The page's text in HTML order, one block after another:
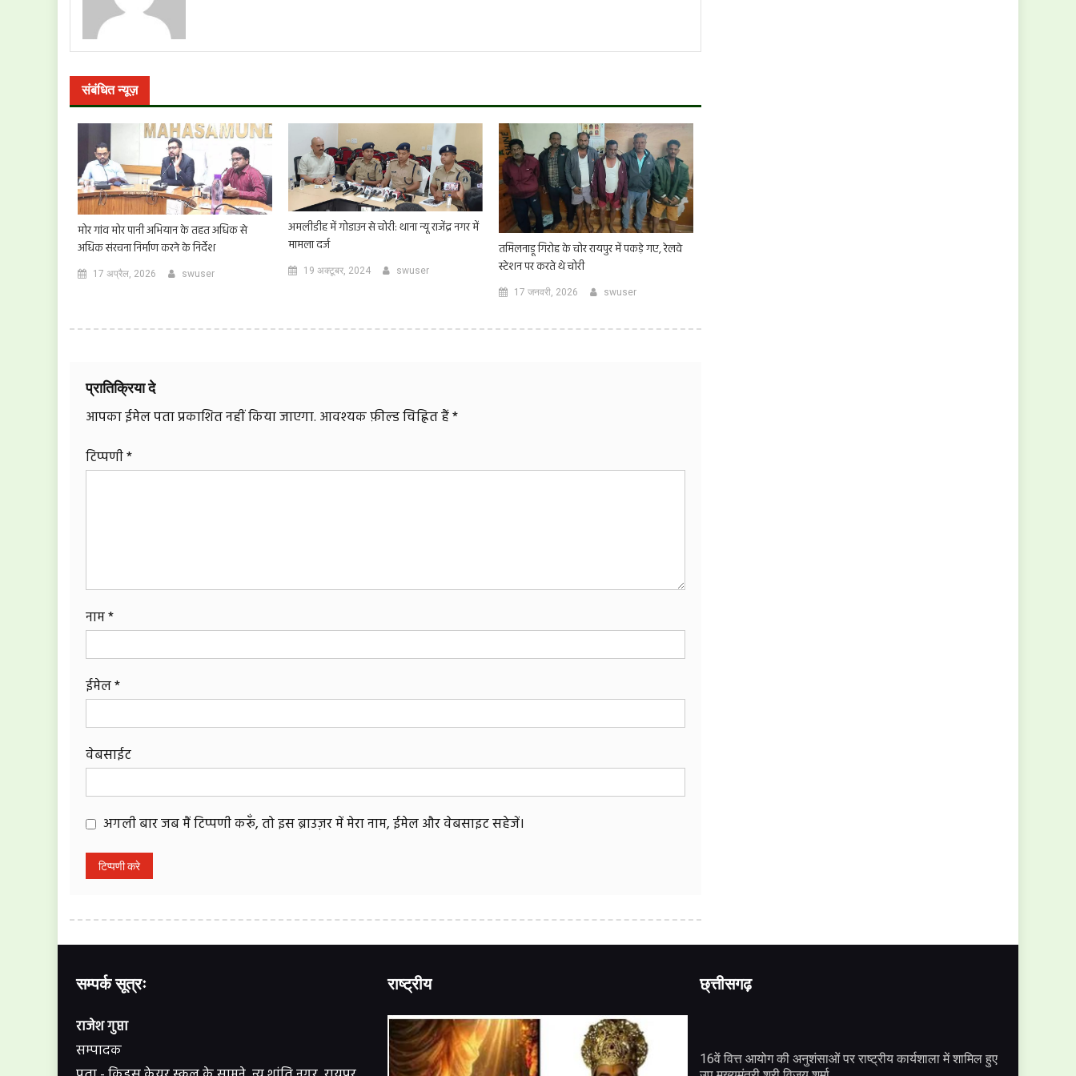
संबंधित न्यूज़
मोर गांव मोर पानी अभियान के तहत अधिक से
अधिक संरचना निर्माण करने के निर्देश
17 अप्रैल, 2026 swuser
अमलीडीह में गोडाउन से चोरी: थाना न्यू राजेंद्र नगर में
मामला दर्ज
19 अक्टूबर, 2024 swuser
तमिलनाडू गिरोह के चोर रायपुर में पकड़े गए, रेलवे
स्टेशन पर करते थे चोरी
17 जनवरी, 2026 swuser
प्रातिक्रिया दे
आपका ईमेल पता प्रकाशित नहीं किया जाएगा. आवश्यक फ़ील्ड चिह्नित हैं*
टिप्पणी*
नाम*
ईमेल*
वेबसाईट
अगली बार जब मैं टिप्पणी करूँ, तो इस ब्राउज़र में मेरा नाम, ईमेल और वेबसाइट सहेजें।
सम्पर्क सूत्रः
राजेश गुप्ता
सम्पादक
राष्ट्रीय छ्त्तीसगढ़
16वें वित्त आयोग की अनुशंसाओं पर राष्ट्रीय कार्यशाला में शामिल हुए